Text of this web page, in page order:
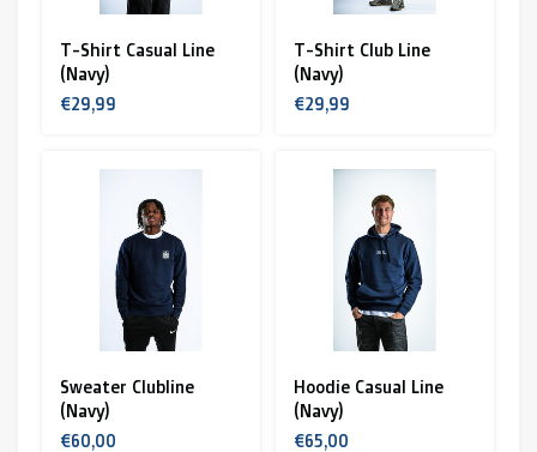
T-Shirt Casual Line
(Navy)
€29,99
T-Shirt Club Line
(Navy)
€29,99
Sweater Clubline
(Navy)
€60,00
Hoodie Casual Line
(Navy)
€65,00